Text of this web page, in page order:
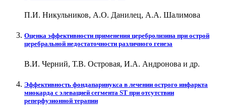
П.И. Никульников, А.О. Данилец, А.А. Шалимова
Оценка эффективности применения церебролизина при острой
церебральной недостаточности различного генеза
В.И. Черний, Т.В. Островая, И.А. Андронова и др.
Эффективность фондапаринукса в лечении острого инфаркта
миокарда с элевацией сегмента ST при отсутствии
реперфузионной терапии